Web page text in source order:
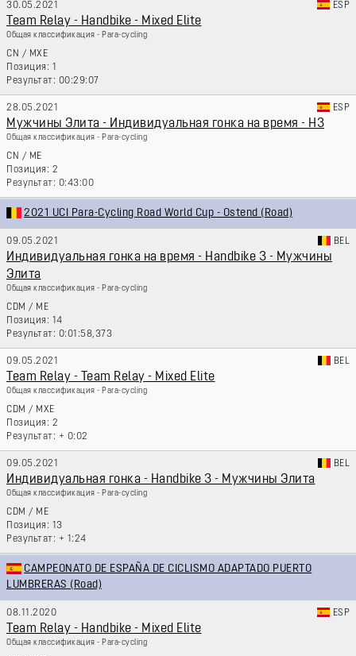
30.05.2021 ESP
Team Relay - Handbike - Mixed Elite
Общая классификация - Para-cycling
CN / MXE
1
00:29:07
28.05.2021 ESP
Мужчины Элита - Индивидуальная гонка на время - H3
Общая классификация - Para-cycling
CN / ME
2
0:43:00
2021 UCI Para-Cycling Road World Cup - Ostend (Road)
09.05.2021 BEL
Индивидуальная гонка на время - Handbike 3 - Мужчины
Элита
Общая классификация - Para-cycling
CDM / ME
14
0:01:58,373
09.05.2021 BEL
Team Relay - Team Relay - Mixed Elite
Общая классификация - Para-cycling
CDM / MXE
2
+ 0:02
09.05.2021 BEL
Индивидуальная гонка - Handbike 3 - Мужчины Элита
Общая классификация - Para-cycling
CDM / ME
13
+ 1:24
CAMPEONATO DE ESPAÑA DE CICLISMO ADAPTADO PUERTO
LUMBRERAS (Road)
08.11.2020 ESP
Team Relay - Handbike - Mixed Elite
Общая классификация - Para-cycling